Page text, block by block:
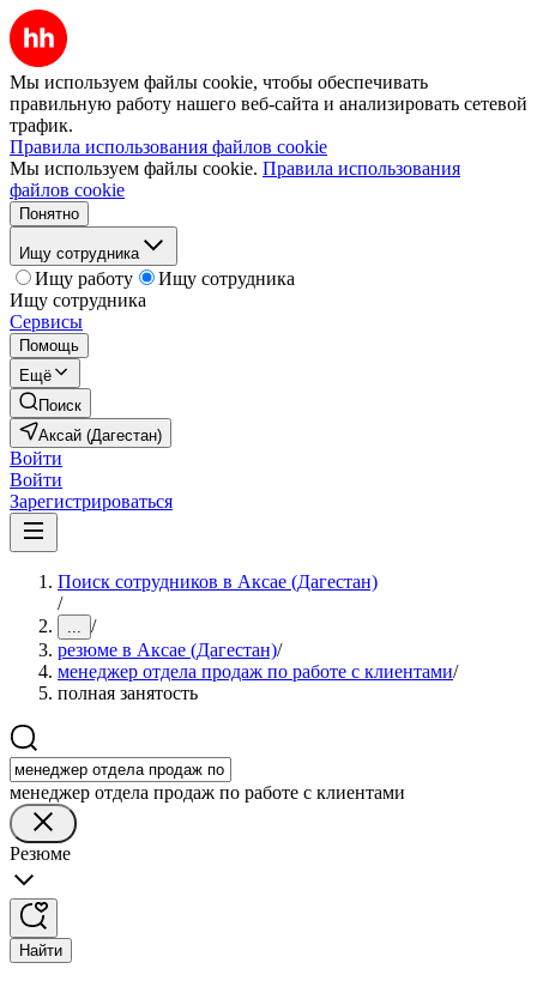
Мы используем файлы cookie, чтобы обеспечивать
правильную работу нашего веб-сайта и анализировать сетевой
трафик.
Правила использования файлов cookie
Мы используем файлы cookie. Правила использования
файлов cookie
Понятно
Ищу сотрудника
Ищу работу
Ищу сотрудника
Ищу сотрудника
Сервисы
Помощь
Ещё
Поиск
Аксай (Дагестан)
Войти
Войти
Зарегистрироваться
Поиск сотрудников в Аксае (Дагестан)
/
... /
резюме в Аксае (Дагестан)/
менеджер отдела продаж по работе с клиентами/
полная занятость
менеджер отдела продаж по работе с клиентами
Резюме
Найти